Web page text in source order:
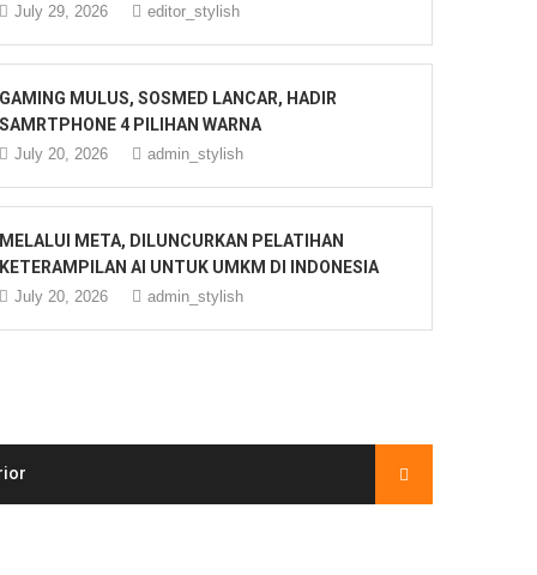
July 29, 2026 editor_stylish
GAMING MULUS, SOSMED LANCAR, HADIR
SAMRTPHONE 4 PILIHAN WARNA
July 20, 2026 admin_stylish
MELALUI META, DILUNCURKAN PELATIHAN
KETERAMPILAN AI UNTUK UMKM DI INDONESIA
July 20, 2026 admin_stylish